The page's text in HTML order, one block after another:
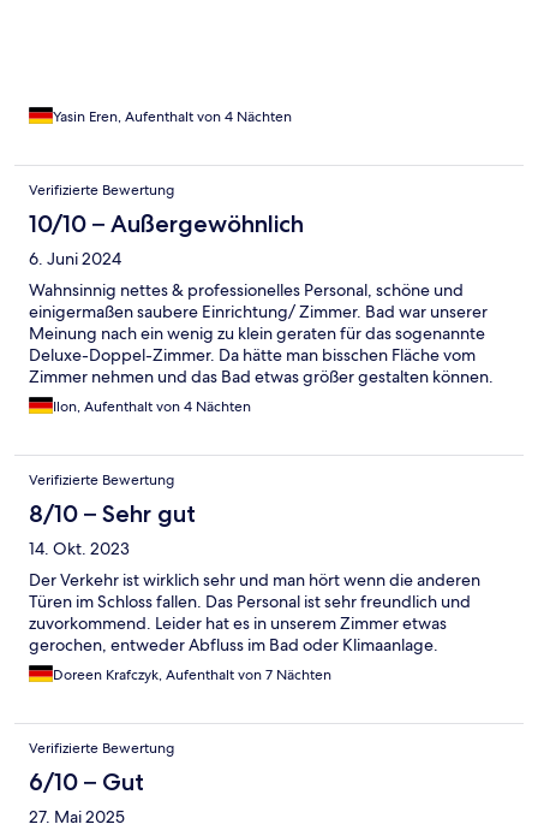
dünn waren!!! Definitiv keine Empfehlung, der Mitarbeiter Alex
helfen. Für ihn gibts die Sterne. Nie wieder.
Yasin Eren, Aufenthalt von 4 Nächten
Verifizierte Bewertung
10/10 – Außergewöhnlich
6. Juni 2024
Wahnsinnig nettes & professionelles Personal, schöne und
einigermaßen saubere Einrichtung/ Zimmer. Bad war unserer
Meinung nach ein wenig zu klein geraten für das sogenannte
Deluxe-Doppel-Zimmer. Da hätte man bisschen Fläche vom
Zimmer nehmen und das Bad etwas größer gestalten können.
Sauber war es jedoch. Ansonsten hat alles super gepasst! Wir
hatten eine schöne Zeit!
Ilon, Aufenthalt von 4 Nächten
Verifizierte Bewertung
8/10 – Sehr gut
14. Okt. 2023
Der Verkehr ist wirklich sehr und man hört wenn die anderen
Türen im Schloss fallen. Das Personal ist sehr freundlich und
zuvorkommend. Leider hat es in unserem Zimmer etwas
gerochen, entweder Abfluss im Bad oder Klimaanlage.
Doreen Krafczyk, Aufenthalt von 7 Nächten
Verifizierte Bewertung
6/10 – Gut
27. Mai 2025